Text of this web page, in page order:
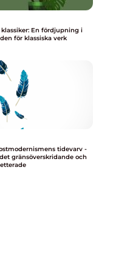
klassiker: En fördjupning i
för klassiska verk
tidevarv -
gränsöverskridande och